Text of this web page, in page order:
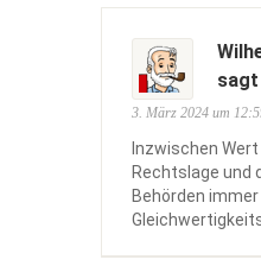
sagt
3. März 2024 um
Inzwischen
Rechtslage und
Behörden